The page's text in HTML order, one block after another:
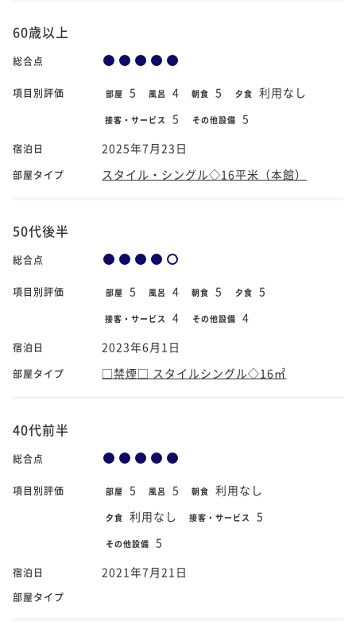
60歳以上
総合点
項目別評価 部屋 5 風呂 4 朝食 5 夕食 利用なし
接客・サービス 5 その他設備 5
宿泊日 2025年7月23日
部屋タイプ スタイル・シングル◇16平米（本館）
50代後半
総合点
項目別評価 部屋 5 風呂 4 朝食 5 夕食 5
接客・サービス 4 その他設備 4
宿泊日 2023年6月1日
部屋タイプ □禁煙□ スタイルシングル◇16㎡
40代前半
総合点
項目別評価 部屋 5 風呂 5 朝食 利用なし
夕食 利用なし 接客・サービス 5
その他設備 5
宿泊日 2021年7月21日
部屋タイプ